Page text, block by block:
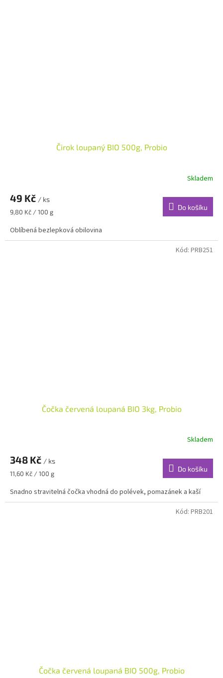
Čirok loupaný BIO 500g, Probio
Skladem
49 Kč / ks
Měrná
9,80 Kč / 100 g
Do košíku
Oblíbená bezlepková obilovina
Čočka červená loupaná BIO 3kg, Probio
Skladem
348 Kč / ks
Měrná
11,60 Kč / 100 g
Do košíku
Snadno stravitelná čočka vhodná do polévek, pomazánek a kaší
Kód: PRB251
Čočka červená loupaná BIO 500g, Probio
Kód: PRB201